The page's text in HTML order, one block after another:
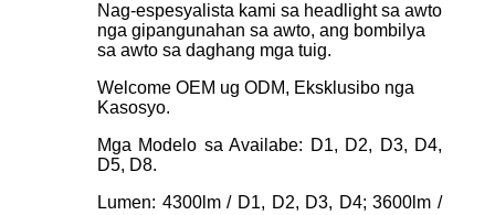
Nag-espesyalista kami sa headlight sa awto
nga gipangunahan sa awto, ang bombilya
sa awto sa daghang mga tuig.
Welcome OEM ug ODM, Eksklusibo nga
Kasosyo.
Mga Modelo sa Availabe: D1, D2, D3, D4,
D5, D8.
Lumen: 4300lm / D1, D2, D3, D4; 3600lm /